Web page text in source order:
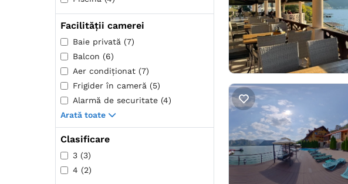
Facilității camerei
Baie privată (7)
Balcon (6)
Aer condiţionat (7)
Frigider în cameră (5)
Alarmă de securitate (4)
Arată toate
Clasificare
3 (3)
4 (2)